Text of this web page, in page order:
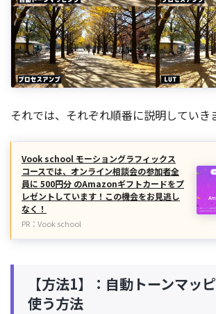
それでは、それぞれ順番に説明していき
Vook school モーショングラフィックス
コースでは、オンライン相談会の参加者全
員に 500円分 のAmazonギフトカードをプ
レゼントしています！この機会をお見逃し
なく！
PR：Vook school
【方法1】：自動トーンマッ
使う方法